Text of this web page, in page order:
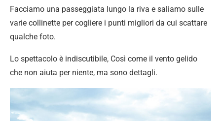
Facciamo una passeggiata lungo la riva e saliamo sulle
varie collinette per cogliere i punti migliori da cui scattare
qualche foto.
Lo spettacolo è indiscutibile, Così come il vento gelido
che non aiuta per niente, ma sono dettagli.